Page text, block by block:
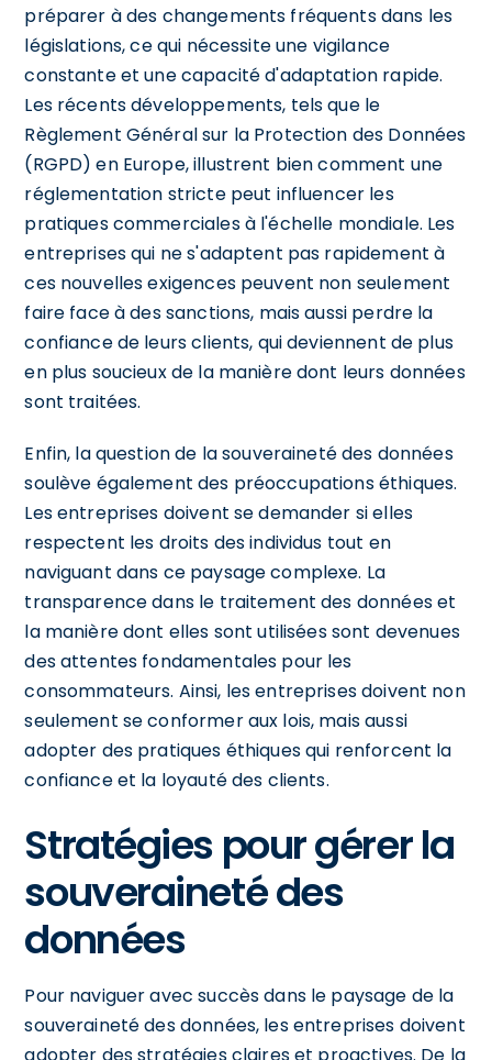
préparer à des changements fréquents dans les
législations, ce qui nécessite une vigilance
constante et une capacité d'adaptation rapide.
Les récents développements, tels que le
Règlement Général sur la Protection des Données
(RGPD) en Europe, illustrent bien comment une
réglementation stricte peut influencer les
pratiques commerciales à l'échelle mondiale. Les
entreprises qui ne s'adaptent pas rapidement à
ces nouvelles exigences peuvent non seulement
faire face à des sanctions, mais aussi perdre la
confiance de leurs clients, qui deviennent de plus
en plus soucieux de la manière dont leurs données
sont traitées.
Enfin, la question de la souveraineté des données
soulève également des préoccupations éthiques.
Les entreprises doivent se demander si elles
respectent les droits des individus tout en
naviguant dans ce paysage complexe. La
transparence dans le traitement des données et
la manière dont elles sont utilisées sont devenues
des attentes fondamentales pour les
consommateurs. Ainsi, les entreprises doivent non
seulement se conformer aux lois, mais aussi
adopter des pratiques éthiques qui renforcent la
confiance et la loyauté des clients.
Stratégies pour gérer la
souveraineté des
données
Pour naviguer avec succès dans le paysage de la
souveraineté des données, les entreprises doivent
adopter des stratégies claires et proactives. De la